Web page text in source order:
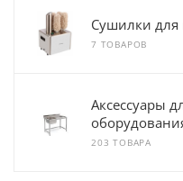
Сушилки для
7 ТОВАРОВ
Аксессуары
203 ТОВАРА